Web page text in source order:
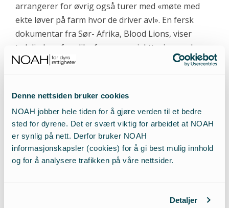
Denne nettsiden bruker cookies
NOAH jobber hele tiden for å gjøre verden til et bedre
sted for dyrene. Det er svært viktig for arbeidet at NOAH
er synlig på nett. Derfor bruker NOAH
informasjonskapsler (cookies) for å gi best mulig innhold
og for å analysere trafikken på våre nettsider.
Detaljer
arrangerer for øvrig også turer med «møte med
ekte løver på farm hvor de driver avl». En fersk
dokumentar fra Sør- Afrika, Blood Lions, viser
tydelig hvorfor slike farmer, og jaktturismen de
avler dyrene for, burde være kriminalisert.
Uansett fra hvilken vinkel man ser troféjakt fra,
handler den fortsatt om underholdning gjennom
maktdemonstrasjon og dominans. Det er en
følelsesbasert industri, hvor følelsen av å kunne
dominere og ta livet fra et kraftfullt dyr bringer
tilfredsstillelse.